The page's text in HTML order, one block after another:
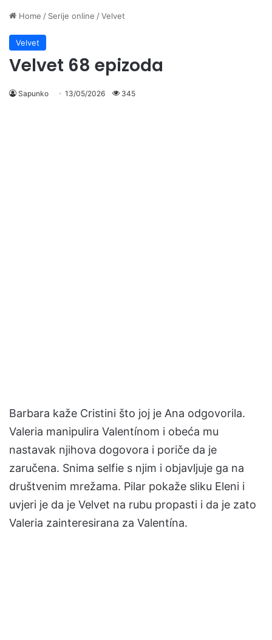
Home / Serije online /Velvet
Velvet
Velvet 68 epizoda
Sapunko 13/05/2026 345
Barbara kaže Cristini što joj je Ana odgovorila.
Valeria manipulira Valentínom i obeća mu
nastavak njihova dogovora i poriče da je
zaručena. Snima selfie s njim i objavljuje ga na
društvenim mrežama. Pilar pokaže sliku Eleni i
uvjeri je da je Velvet na rubu propasti i da je zato
Valeria zainteresirana za Valentína.